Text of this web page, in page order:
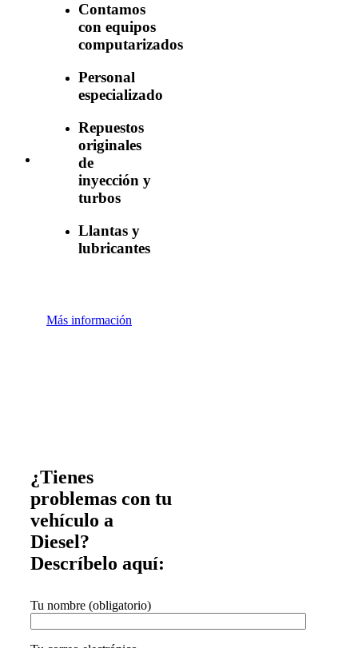
Contamos
con equipos
computarizados
Personal
especializado
Repuestos
originales
de
inyección y
turbos
Llantas y
lubricantes
Más información
¿Tienes
problemas con tu
vehículo a
Diesel?
Descríbelo aquí:
Tu nombre (obligatorio)